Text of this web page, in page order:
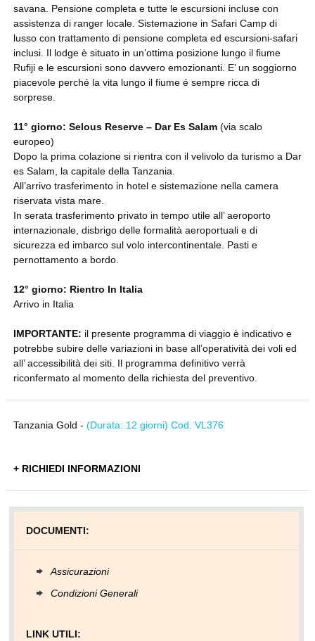
savana. Pensione completa e tutte le escursioni incluse con
assistenza di ranger locale. Sistemazione in Safari Camp di
lusso con trattamento di pensione completa ed escursioni-safari
inclusi. Il lodge è situato in un’ottima posizione lungo il fiume
Rufiji e le escursioni sono davvero emozionanti. E’ un soggiorno
piacevole perché la vita lungo il fiume é sempre ricca di
sorprese.
11° giorno: Selous Reserve – Dar Es Salam(via scalo
europeo)
Dopo la prima colazione si rientra con il velivolo da turismo a Dar
es Salam, la capitale della Tanzania.
All’arrivo trasferimento in hotel e sistemazione nella camera
riservata vista mare.
In serata trasferimento privato in tempo utile all’ aeroporto
internazionale, disbrigo delle formalità aeroportuali e di
sicurezza ed imbarco sul volo intercontinentale. Pasti e
pernottamento a bordo.
12° giorno: Rientro In Italia
Arrivo in Italia
IMPORTANTE: il presente programma di viaggio è indicativo e
potrebbe subire delle variazioni in base all’operatività dei voli ed
all’ accessibilità dei siti. Il programma definitivo verrà
riconfermato al momento della richiesta del preventivo.
Tanzania Gold - (Durata: 12 giorni) Cod. VL376
+ RICHIEDI INFORMAZIONI
DOCUMENTI:
Assicurazioni
Condizioni Generali
LINK UTILI: